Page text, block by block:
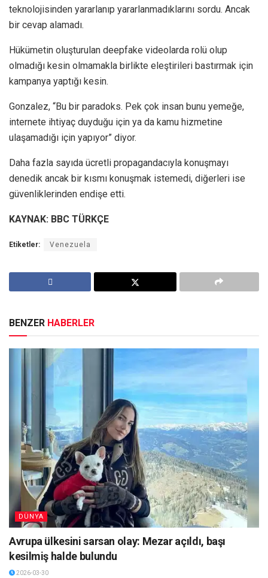
teknolojisinden yararlanıp yararlanmadıklarını sordu. Ancak
bir cevap alamadı.
Hükümetin oluşturulan deepfake videolarda rolü olup
olmadığı kesin olmamakla birlikte eleştirileri bastırmak için
kampanya yaptığı kesin.
Gonzalez, “Bu bir paradoks. Pek çok insan bunu yemeğe,
internete ihtiyaç duyduğu için ya da kamu hizmetine
ulaşamadığı için yapıyor” diyor.
Daha fazla sayıda ücretli propagandacıyla konuşmayı
denedik ancak bir kısmı konuşmak istemedi, diğerleri ise
güvenliklerinden endişe etti.
KAYNAK: BBC TÜRKÇE
Etiketler: Venezuela
BENZER HABERLER
DÜNYA
Avrupa ülkesini sarsan olay: Mezar açıldı, başı
kesilmiş halde bulundu
2026-03-30